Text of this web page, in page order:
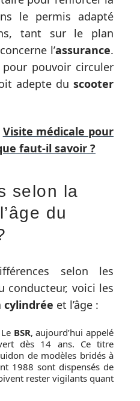
le permis adapté
tant sur le plan
l’assurance.
pouvoir circuler
adepte du scooter
Visite médicale pour
faut-il savoir ?
selon la
du
selon les
conducteur, voici les
cylindrée et l’âge :
BSR, aujourd’hui appelé
dès 14 ans. Ce titre
de modèles bridés à
1988 sont dispensés de
rester vigilants quant